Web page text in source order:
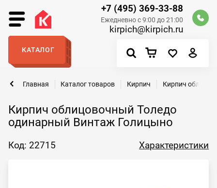
+7 (495) 369-33-88
Ежедневно с 9:00 до 21:00
kirpich@kirpich.ru
КАТАЛОГ
Кирпич облицовочный Толедо
одинарный Винтаж Голицыно
Главная Каталог товаров Кирпич Кирпич
Код: 22715 Характеристики